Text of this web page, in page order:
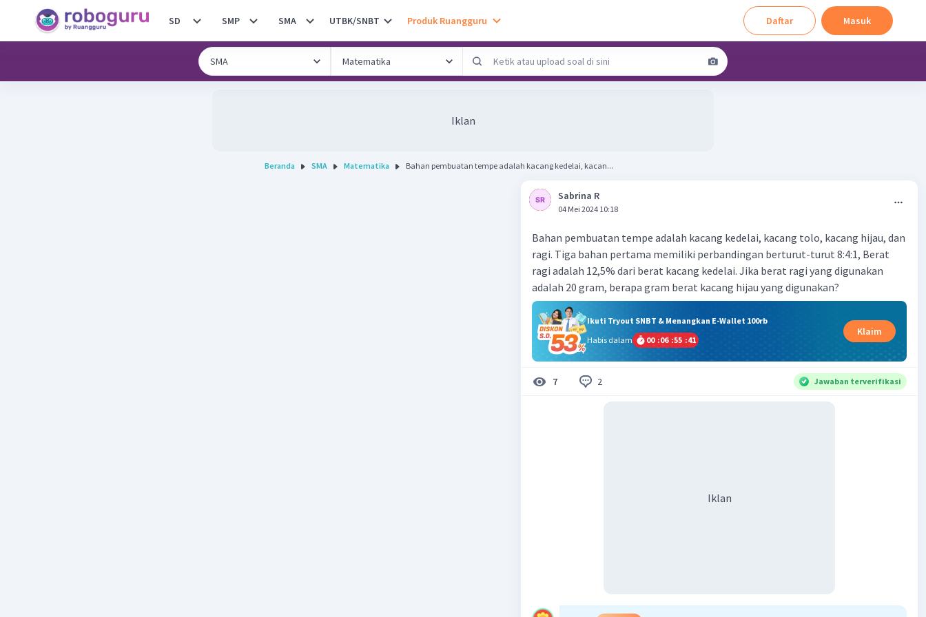
SD SMP SMA UTBK/SNBT Produk Ruangguru Daftar Masuk
Iklan
Beranda SMA Matematika Bahan pembuatan tempe adalah kacang kedelai, kacan...
Sabrina R
04 Mei 2024 10:18
Bahan pembuatan tempe adalah kacang kedelai, kacang tolo, kacang hijau, dan
ragi. Tiga bahan pertama memiliki perbandingan berturut-turut 8:4:1, Berat
ragi adalah 12,5% dari berat kacang kedelai. Jika berat ragi yang digunakan
adalah 20 gram, berapa gram berat kacang hijau yang digunakan?
Ikuti Tryout SNBT & Menangkan E-Wallet 100rb
Habis dalam
00 :06 :55 :40
Klaim
7 2 Jawaban terverifikasi
Iklan